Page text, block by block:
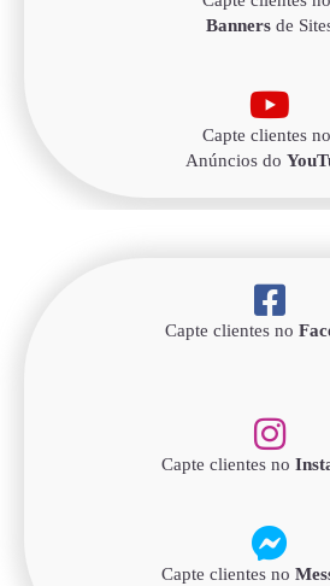
Banners de
Capte clientes
Anúncios do
Capte clientes no
Capte clientes no
Capte clientes no